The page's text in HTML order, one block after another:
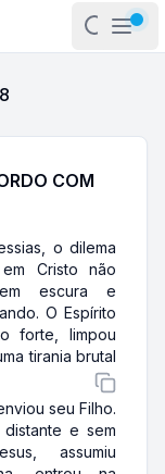
Abrir
8
COM
o dilema
Cristo não
escura e
O Espírito
forte, limpou
tirania brutal
seu Filho.
e sem
assumiu